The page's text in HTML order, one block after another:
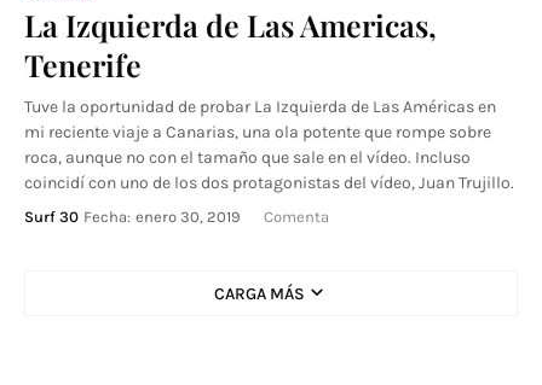
La Izquierda de Las Americas,
Tenerife
Tuve la oportunidad de probar La Izquierda de Las Américas en
mi reciente viaje a Canarias, una ola potente que rompe sobre
roca, aunque no con el tamaño que sale en el vídeo. Incluso
coincidí con uno de los dos protagonistas del vídeo, Juan Trujillo.
Surf 30 Fecha: enero 30, 2019 Comenta
CARGA MÁS